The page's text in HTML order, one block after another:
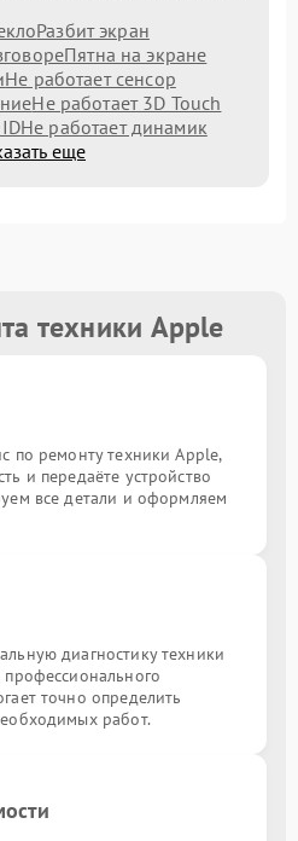
Разбит экран
Пятна на экране
Не работает сенсор
Не работает 3D Touch
Не работает динамик
еще
техники Apple
по ремонту техники Apple,
и передаёте устройство
все детали и оформляем
диагностику техники
точно определить
работ.